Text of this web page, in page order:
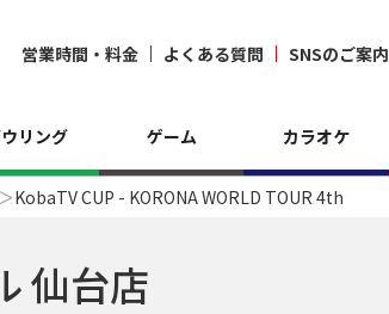
営業時間・料金 よくある質問 SNSのご案内
リング ゲーム カラオケ
KobaTV CUP - KORONA WORLD TOUR 4th
仙台店